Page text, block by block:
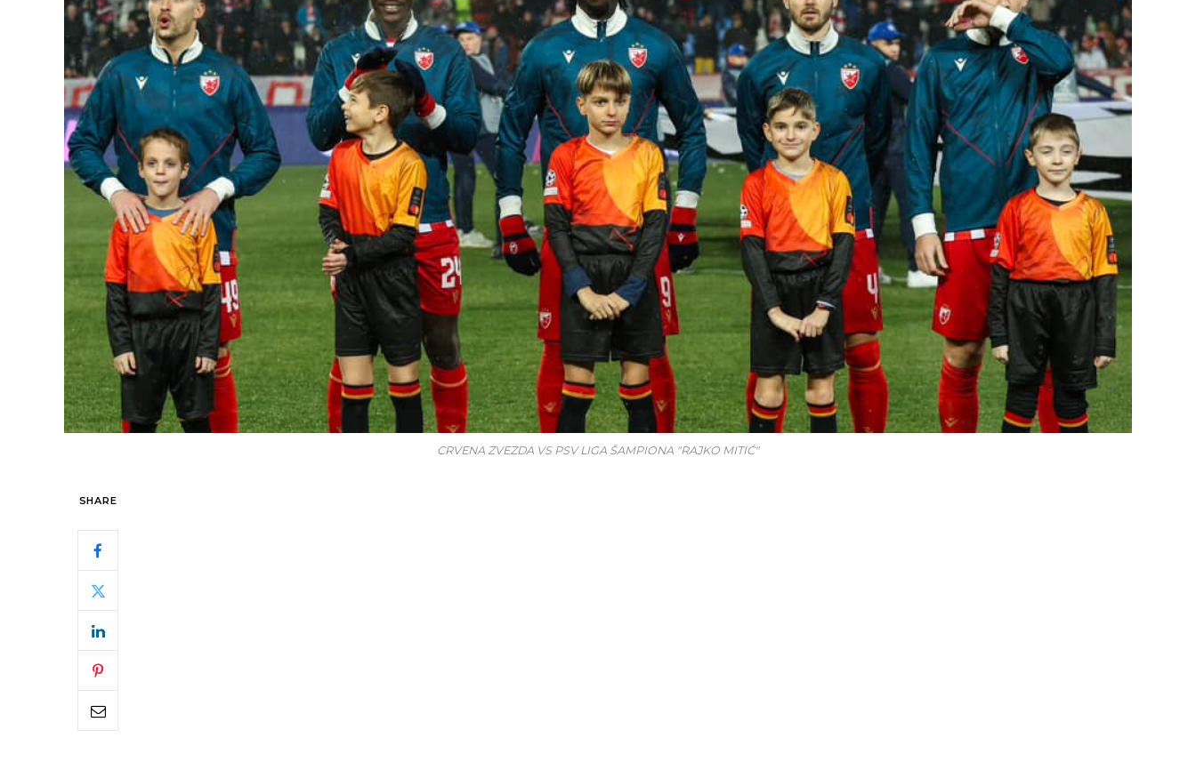
CRVENA ZVEZDA VS PSV LIGA ŠAMPIONA "RAJKO MITIĆ"
SHARE